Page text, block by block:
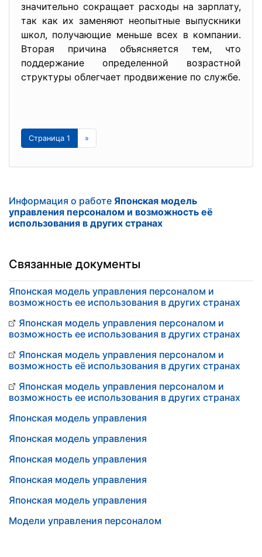
значительно сокращает расходы на зарплату,
так как их заменяют неопытные выпускники
школ, получающие меньше всех в компании.
Вторая причина объясняется тем, что
поддержание определенной возрастной
структуры облегчает продвижение по службе.
Страница 1 »
Информация о работе Японская модель
управления персоналом и возможность её
использования в других странах
Связанные документы
Японская модель управления персоналом и
возможность ее использования в других странах
Японская модель управления персоналом и
возможность ее использования в других странах
Японская модель управления персоналом и
возможность её использования в других странах
Японская модель управления персоналом и
возможность ее использования в других странах
Японская модель управления
Японская модель управления
Японская модель управления
Японская модель управления
Японская модель управления
Модели управления персоналом